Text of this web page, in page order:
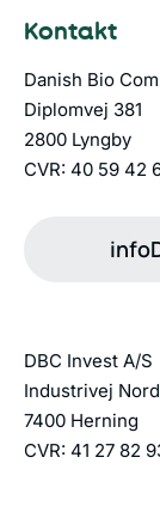
Kontakt
Danish Bio
Diplomvej 381
2800 Lyngby
CVR: 40 59 42
DBC Invest A/S
Industrivej
7400 Herning
CVR: 41 27 82